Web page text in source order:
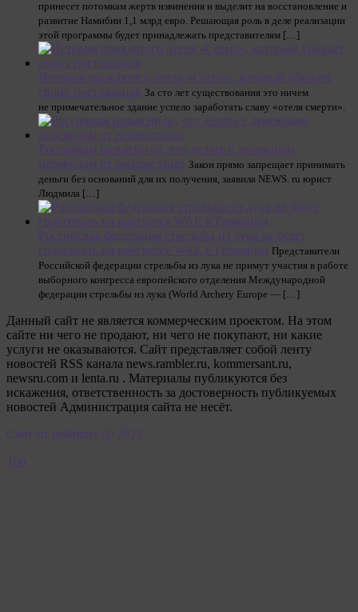
принесет потомкам жертв извинения и выделит на восстановление и
развитие Намибии 1,1 млрд евро. Решающая роль в деле реализации
этой программы будет принадлежать представителям […]
История проклятого отеля «Сесил», который убивает
своих постояльцев За сто лет существования это ничем
не примечательное здание успело заработать славу «отеля смерти».
Россиянам разъяснили, что делать с денежным
переводом от неизвестных Закон прямо запрещает принимать
деньги без оснований для их получения, заявила NEWS. ru юрист
Людмила […]
Российская федерация стрельбы из лука не будет
голосовать на конгрессе WAE в Германии Представители
Российской федерации стрельбы из лука не примут участия в работе
выборного конгресса европейского отделения Международной
федерации стрельбы из лука (World Archery Europe — […]
Данный сайт не является коммерческим проектом. На этом
сайте ни чего не продают, ни чего не покупают, ни какие
услуги не оказываются. Сайт представляет собой ленту
новостей RSS канала news.rambler.ru, kommersant.ru,
newsru.com и lenta.ru . Материалы публикуются без
искажения, ответственность за достоверность публикуемых
новостей Администрация сайта не несёт.
Сайт от psikhoter @ 2023
Top